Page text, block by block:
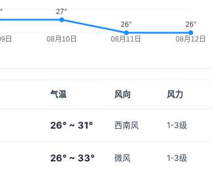
气温 风向 风力
26° ~ 31° 西南风 1-3级
26° ~ 33° 微风 1-3级